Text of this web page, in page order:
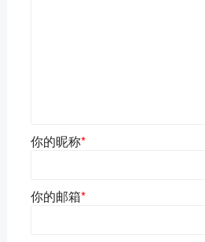
你的昵称*
你的邮箱*